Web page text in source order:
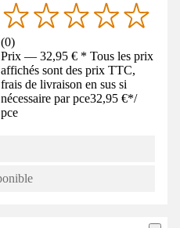
(0)
Prix — 32,95 € * Tous les prix
affichés sont des prix TTC,
frais de livraison en sus si
nécessaire par pce32,95 €*/
pce